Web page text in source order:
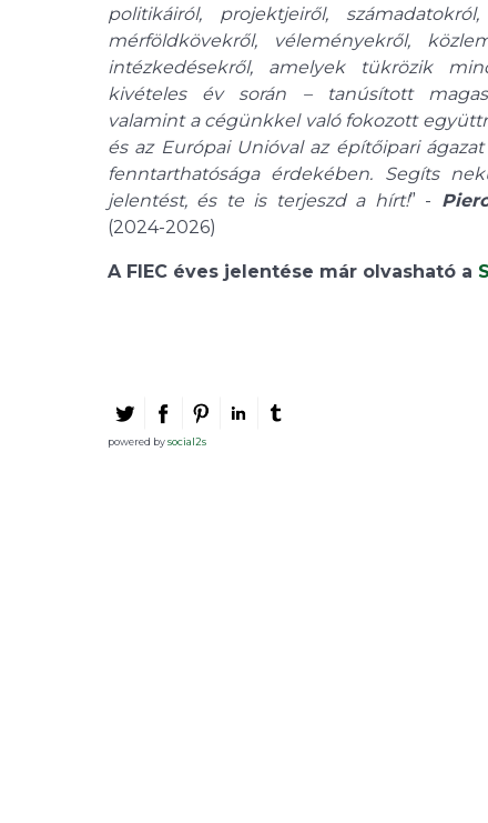
politikáiról, projektjeiről,
mérföldkövekről, véleményekről,
intézkedésekről, amelyek tükrözik
kivételes év során – tanúsított
valamint a cégünkkel való fokozott
és az Európai Unióval az építőipari
fenntarthatósága érdekében. Segíts
jelentést, és te is terjeszd a hírt!” -
(2024-2026)
A FIEC éves jelentése már olvasható a
powered bysocial2s